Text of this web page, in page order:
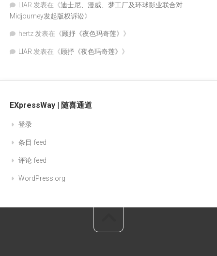
LIAR 发表在《迪士尼、漫威、梦工厂及环球影业联合对
Midjourney发起版权诉讼》
hertz 发表在《顾抒《夜色玛奇莲》 》
LIAR 发表在《顾抒《夜色玛奇莲》 》
EXpressWay | 随喜通道
登录
条目 feed
评论 feed
WordPress.org